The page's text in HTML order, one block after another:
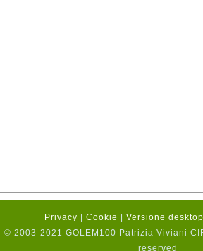
Privacy Cookie Versione desktop
© 2003-2021 GOLEM100 Patrizia Viviani
reserved